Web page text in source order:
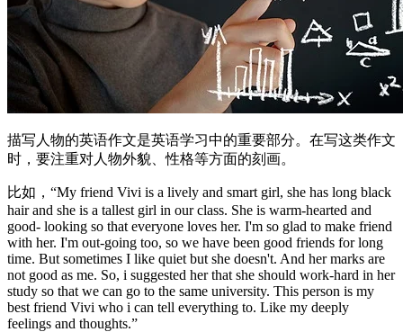
描写人物的英语作文是英语学习中的重要部分。在写这类作文
时，要注重对人物外貌、性格等方面的刻画。
比如，“My friend Vivi is a lively and smart girl, she has long black
hair and she is a tallest girl in our class. She is warm-hearted and
good- looking so that everyone loves her. I'm so glad to make friend
with her. I'm out-going too, so we have been good friends for long
time. But sometimes I like quiet but she doesn't. And her marks are
not good as me. So, i suggested her that she should work-hard in her
study so that we can go to the same university. This person is my
best friend Vivi who i can tell everything to. Like my deeply
feelings and thoughts.”